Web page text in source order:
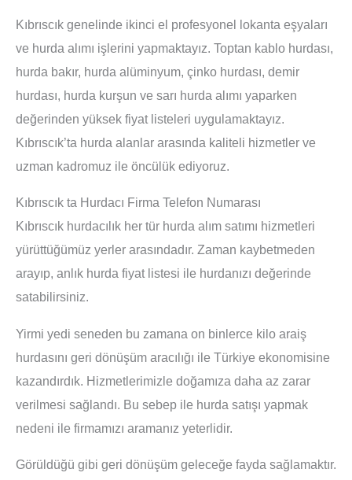
Kıbrıscık genelinde ikinci el profesyonel lokanta eşyaları
ve hurda alımı işlerini yapmaktayız. Toptan kablo hurdası,
hurda bakır, hurda alüminyum, çinko hurdası, demir
hurdası, hurda kurşun ve sarı hurda alımı yaparken
değerinden yüksek fiyat listeleri uygulamaktayız.
Kıbrıscık’ta hurda alanlar arasında kaliteli hizmetler ve
uzman kadromuz ile öncülük ediyoruz.
Kıbrıscık ta Hurdacı Firma Telefon Numarası
Kıbrıscık hurdacılık her tür hurda alım satımı hizmetleri
yürüttüğümüz yerler arasındadır. Zaman kaybetmeden
arayıp, anlık hurda fiyat listesi ile hurdanızı değerinde
satabilirsiniz.
Yirmi yedi seneden bu zamana on binlerce kilo araiş
hurdasını geri dönüşüm aracılığı ile Türkiye ekonomisine
kazandırdık. Hizmetlerimizle doğamıza daha az zarar
verilmesi sağlandı. Bu sebep ile hurda satışı yapmak
nedeni ile firmamızı aramanız yeterlidir.
Görüldüğü gibi geri dönüşüm geleceğe fayda sağlamaktır.